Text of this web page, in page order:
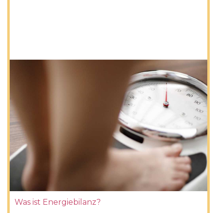
Was ist Energiebilanz?